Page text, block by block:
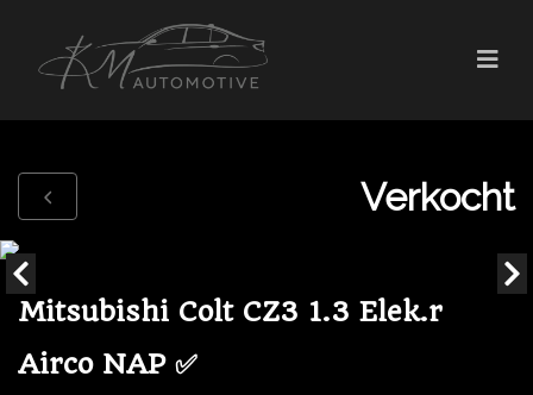
Verkocht
Mitsubishi Colt CZ3 1.3 Elek.r
Airco NAP ✅